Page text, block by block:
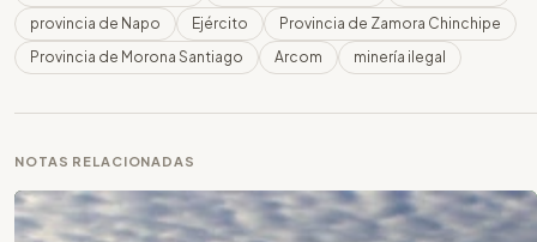
provincia de Napo
Ejército
Provincia de Zamora Chinchipe
Provincia de Morona Santiago
Arcom minería ilegal
NOTAS RELACIONADAS